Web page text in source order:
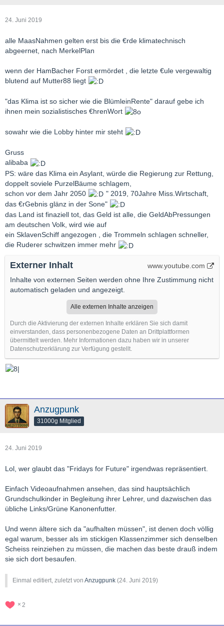
24. Juni 2019
alle MaasNahmen gelten erst bis die €rde klimatechnisch
abgeernet, nach MerkelPlan
wenn der HamBacher Forst ermördet , die letzte €ule vergewaltig
blutend auf Mutter88 liegt
"das Klima ist so sicher wie die BlümleinRente" darauf gebe ich
ihnen mein sozialistisches €hrenWort
sowahr wie die Lobby hinter mir steht
Gruss
alibaba
PS: wäre das Klima ein Asylant, würde die Regierung zur Rettung,
doppelt soviele PurzelBäume schlagem,
schon vor dem Jahr 2050
" 2019, 70Jahre Miss.Wirtschaft,
das €rGebnis glänz in der Sone"
das Land ist finaziell tot, das Geld ist alle, die GeldAbPressungen
am deutschen Volk, wird wie auf
ein SklavenSchiff angezogen , die Trommeln schlagen schneller,
die Ruderer schwitzen immer mehr
Externer Inhalt
www.youtube.com
Inhalte von externen Seiten werden ohne Ihre Zustimmung nicht
automatisch geladen und angezeigt.
Alle externen Inhalte anzeigen
Durch die Aktivierung der externen Inhalte erklären Sie sich damit
einverstanden, dass personenbezogene Daten an Drittplattformen
übermittelt werden. Mehr Informationen dazu haben wir in unserer
Datenschutzerklärung zur Verfügung gestellt.
Anzugpunk
31000g Mitglied
24. Juni 2019
Lol, wer glaubt das "Fridays for Future" irgendwas repräsentiert.
Einfach Videoaufnahmen ansehen, das sind hauptsächlich
Grundschulkinder in Begleitung ihrer Lehrer, und dazwischen das
übliche Links/Grüne Kanonenfutter.
Und wenn ältere sich da "aufhalten müssen", ist denen doch völlig
egal warum, besser als im stickigen Klassenzimmer sich denselben
Scheiss reinziehen zu müssen, die machen das beste drauß indem
sie sich dort besaufen.
Einmal editiert, zuletzt von Anzugpunk (24. Juni 2019)
2